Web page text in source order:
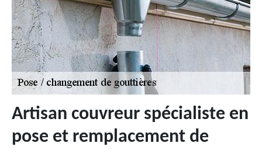
Artisan couvreur spécialiste en
pose et remplacement de